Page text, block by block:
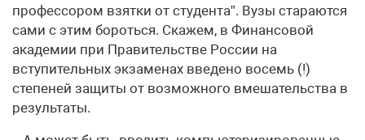
профессором взятки от студента”. Вузы стараются
сами с этим бороться. Скажем, в Финансовой
академии при Правительстве России на
вступительных экзаменах введено восемь (!)
степеней защиты от возможного вмешательства в
результаты.